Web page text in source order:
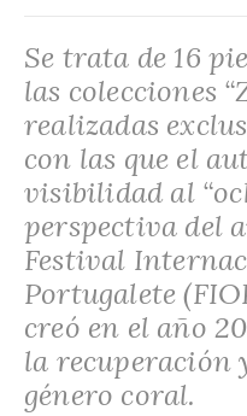
Se trata de 16
las colecciones
realizadas
con las que el
visibilidad al
perspectiva del
Festival
Portugalete
creó en el año
la recuperación
género coral.